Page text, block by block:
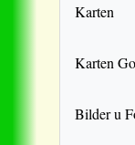
Karten
Karten
Bilder u